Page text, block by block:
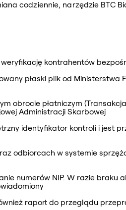
codziennie, narzędzie BTC
weryfikację kontrahentów
płaski plik od Ministerstwa
obrocie płatniczym
Administracji Skarbowej
identyfikator kontroli i jest
odbiorcach w systemie
numerów NIP. W razie braku
raport do przeglądu